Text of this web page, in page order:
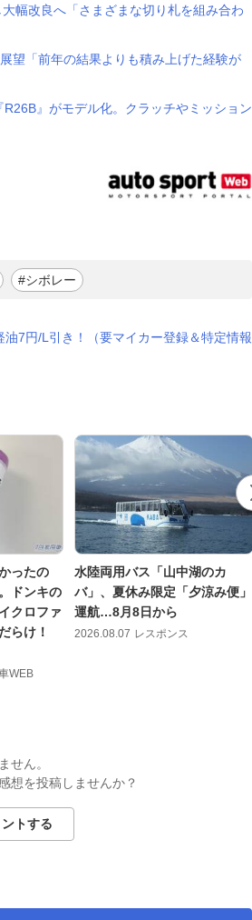
幅改良へ「さまざまな切り札を組み合わ
望「前年の結果よりも積み上げた経験が
』がモデル化。クラッチやミッション
#シボレー
油7円/L引き！（要マイカー登録＆特定情報
ったの
ドンキの
クロファ
らけ！
WEB
水陸両用バス「山中湖のカ
バ」、夏休み限定「夕涼み便」
運航…8月8日から
2026.08.07 レスポンス
せん。
想を投稿しませんか？
トする